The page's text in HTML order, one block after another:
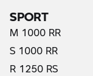
SPORT
M 1000 RR
S 1000 RR
R 1250 RS